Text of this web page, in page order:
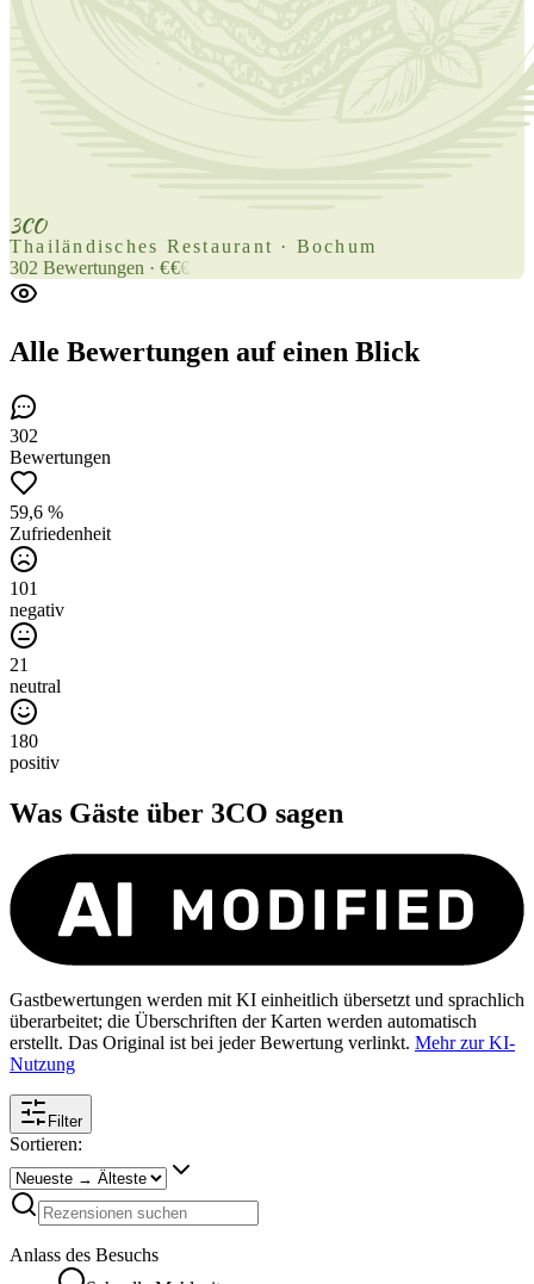
3CO
Thailändisches Restaurant · Bochum
302 Bewertungen · €€€
Alle Bewertungen auf einen Blick
302
Bewertungen
59,6 %
Zufriedenheit
101
negativ
21
neutral
180
positiv
Was Gäste über 3CO sagen
Gastbewertungen werden mit KI einheitlich übersetzt und sprachlich
überarbeitet; die Überschriften der Karten werden automatisch
erstellt. Das Original ist bei jeder Bewertung verlinkt. Mehr zur KI-
Nutzung
Filter
Sortieren:
Anlass des Besuchs